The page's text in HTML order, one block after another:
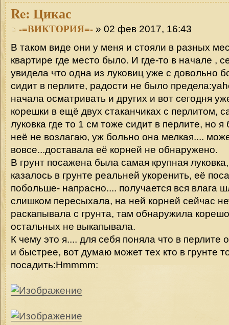
Re: Цикас
-=ВИКТОРИЯ=- » 02 фев 2017, 16:43
В таком виде они у меня и стояли в разных
квартире где место было. И где-то в начале ,
увидела что одна из луковиц уже с довольно
сидит в перлите, радости не было
начала осматривать и других и вот сегодня
корешки в ещё двух стаканчиках с перлитом,
луковка где то 1 см тоже сидит в перлите, но
неё не возлагаю, уж больно она мелкая....
вовсе...доставала её корней не обнаружено.
В грунт посажена была самая крупная
казалось в грунте реальней укоренить, её
побольше- напрасно.... получается вся влага
слишком пересыхала, на ней корней сейчас
раскапывала с грунта, там обнаружила
остальных не выкапывала.
К чему это я.... для себя поняла что в перлите
и быстрее, вот думаю может тех кто в грунте
посадить:Hmmmm: